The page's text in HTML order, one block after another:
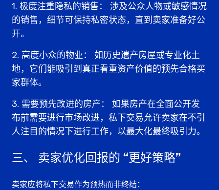
极度注重隐私的销售：
涉及公众人物或敏感情况
的销售，细节可保持私密状态，直到卖家准备好公
开。
高度小众的物业：
如历史遗产房屋或专业化土
地，它们能吸引到真正看重资产价值的预先合格买
家群体。
需要预先改进的房产：
如果房产在全面公开发
布前需要进行市场改进，私下交易允许卖家在不引
人注目的情况下进行工作，以最大化最终吸引力。
三、 卖家优化回报的 “更好策略”
卖家应将私下交易作为预热而非终结：